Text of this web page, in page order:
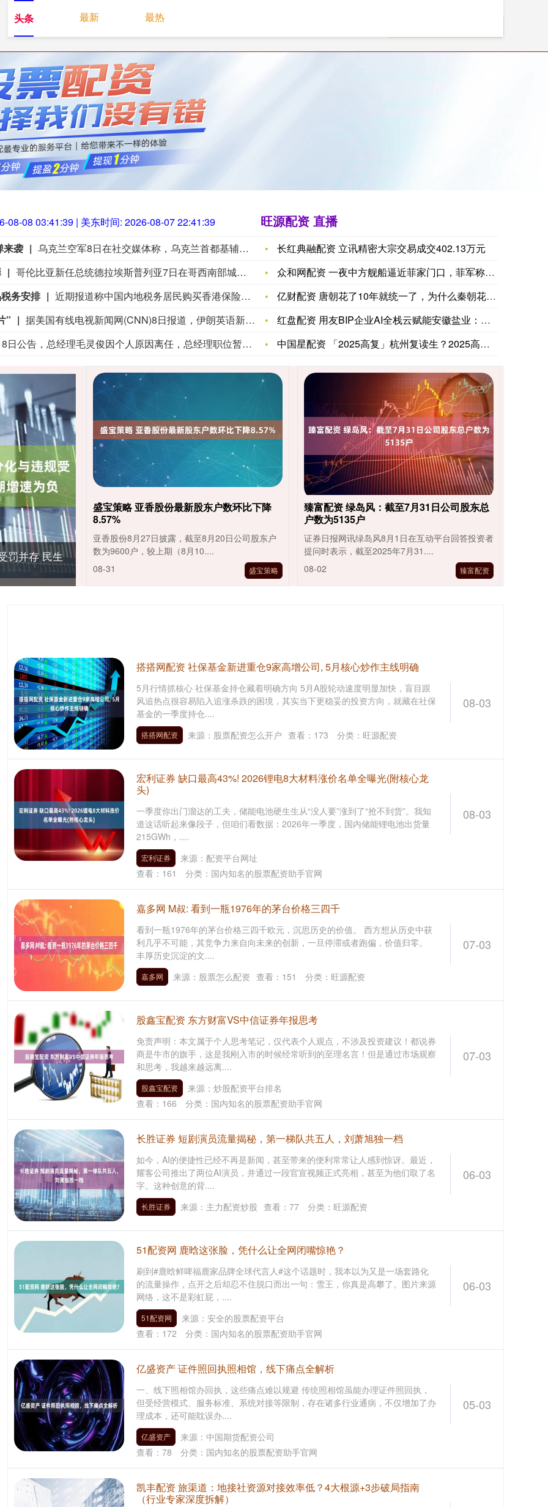
旺源配资
08-08 03:41:40 | 美东时间: 2026-08-07 22:41:40
来袭
乌克兰空军8日在社交媒体称，乌克兰首都基辅，以及敖德萨州等多地有无人机来袭风险。基辅市军事管理局称，由于无人机和弹道导弹威胁，基辅市拉响防空警报。该部门还称，基辅一处燃料库起火，但未说明具体原因。据俄罗斯方面8日凌晨消息，俄罗斯萨马拉州、萨拉托夫州等多地有导弹来袭风险。今天已有十多个俄罗斯机场暂停航班起降。
哥伦比亚新任总统德拉埃斯普列亚7日在哥西南部城市卡利举行的总统就职仪式上发表演说，宣布政府将很快公布毒品恐怖组织名单，加大对毒品犯罪的打击力度。德拉埃斯普列亚说，新政府将把恢复国家安全和权威作为重点，要求武装部队和警察打击所有犯罪团伙，并通过根除非法作物等措施打击毒品犯罪。德拉埃斯普列亚表示，新政府将加大反腐力度，推动经济增长并改善医疗、教育和农村发展状况。哥伦比亚将加强同其他国家在打击跨国有组织犯罪、情报、安全和司法等领域的合作。
务安排
近期报道称中国内地税务居民购买香港保险的收益被纳入征税范围。对此，香港保险监管局回应记者称，政府和保监局正密切注意内地有关金融产品税务安排的最新发展，同时会与业界保持紧密沟通。中国居民就境外投资收益必须依法申报及缴税的要求一直存在，市场不用过度解读或作出揣测。香港保险市场发展成熟，产品设计灵活先进，可提供货币选择、环球资产配置、人生规划、财富传承等专业服务，相信对内地客户有一定吸引力。（财联社)
”
据美国有线电视新闻网(CNN)8日报道，伊朗英语新闻电视台(Press TV)在社交媒体上发布了过去几个月以来，伊朗在战争中击落的美国和以色列战机残骸。 据CNN报道，根据伊朗公布的照片，其中展示了一架美国空军F-15E“打击鹰”战斗机的残骸、多架无人机，以及疑似MC-130J“突击队”特种作战飞机发动机的部件。 伊朗英语新闻电视台(Press TV)在其中一条贴文中写道，“一架被伊朗先进防空系统击落的美军F-15战斗机残骸。” CNN指出，部分残骸可能与4月的美国空军战斗机在伊朗伊斯法罕省上空被击落事件有关。此外，对于伊朗媒体展出的无人机残骸，有消息称美国在中东战争中“损失了多架无人机”，但五角大楼尚未证实任何具体细节。伊朗英语新闻电视台(Press TV)的报道没有提及残骸的展示地点。CNN认为，“似乎是在一个大型地下掩体中”。（中新网）
根据国融基金8月8日公告，总经理毛灵俊因个人原因离任，总经理职位暂由张圆辉代任。根据国融基金安排，该公司董事会选举韩光华拟任公司总经理，待韩光华完成相关程序后履职。
旺源配资 直播
长红典融配资 立讯精密大宗交易成交402.13万元
众和网配资 一夜中方舰船逼近菲家门口，菲军称不同寻常，马科斯
亿财配资 唐朝花了10年就统一了，为什么秦朝花了六世163年
红盘配资 用友BIP企业AI全栈云赋能安徽盐业：传统盐业全渠
中国星配资 「2025高复」杭州复读生？2025高复班，热门
罚并存 民生
盛宝策略 亚香股份最新股东户数环比下降
8.57%
亚香股份8月27日披露，截至8月20日公司股东户
数为9600户，较上期（8月10....
08-31
盛宝策略
臻富配资 绿岛风：截至7月31日公司股东总
户数为5135户
证券日报网讯绿岛风8月1日在互动平台回答投资者
提问时表示，截至2025年7月31....
08-02
臻富配资
头条 最新 最热
08-03
搭搭网配资 社保基金新进重仓9家高增公司, 5月核心炒作主线明确
5月行情抓核心 社保基金持仓藏着明确方向 5月A股轮动速度明显加快，盲目跟
风追热点很容易陷入追涨杀跌的困境，其实当下更稳妥的投资方向，就藏在社保
基金的一季度持仓....
搭搭网配资 来源：股票配资怎么开户 查看： 173 分类： 旺源配资
08-03
宏利证券 缺口最高43%! 2026锂电8大材料涨价名单全曝光(附核心龙
头)
一季度你出门溜达的工夫，储能电池硬生生从“没人要”涨到了“抢不到货”。我知
道这话听起来像段子，但咱们看数据：2026年一季度，国内储能锂电池出货量
215GWh，....
宏利证券
来源：配资平台网址
查看： 161 分类： 国内知名的股票配资助手官网
07-03
嘉多网 M叔: 看到一瓶1976年的茅台价格三四千
看到一瓶1976年的茅台价格三四千欧元，沉思历史的价值。 西方想从历史中获
利几乎不可能，其竞争力来自向未来的创新，一旦停滞或者跑偏，价值归零。
丰厚历史沉淀的文....
嘉多网 来源：股票怎么配资 查看： 151 分类： 旺源配资
07-03
股鑫宝配资 东方财富VS中信证券年报思考
免责声明：本文属于个人思考笔记，仅代表个人观点，不涉及投资建议！都说券
商是牛市的旗手，这是我刚入市的时候经常听到的至理名言！但是通过市场观察
和思考，我越来越远离....
股鑫宝配资
来源：炒股配资平台排名
查看： 166 分类： 国内知名的股票配资助手官网
06-03
长胜证券 短剧演员流量揭秘，第一梯队共五人，刘萧旭独一档
如今，AI的便捷性已经不再是新闻，甚至带来的便利常常让人感到惊讶。最近，
耀客公司推出了两位AI演员，并通过一段官宣视频正式亮相，甚至为他们取了名
字。这种创意的背....
长胜证券 来源：主力配资炒股 查看： 77 分类： 旺源配资
06-03
51配资网 鹿晗这张脸，凭什么让全网闭嘴惊艳？
刷到#鹿晗鲜啤福鹿家品牌全球代言人#这个话题时，我本以为又是一场套路化
的流量操作，点开之后却忍不住脱口而出一句：雪王，你真是高攀了。图片来源
网络，这不是彩虹屁，....
51配资网
来源：安全的股票配资平台
查看： 172 分类： 国内知名的股票配资助手官网
05-03
亿盛资产 证件照回执照相馆，线下痛点全解析
一、线下照相馆办回执，这些痛点难以规避 传统照相馆虽能办理证件照回执，
但受经营模式、服务标准、系统对接等限制，存在诸多行业通病，不仅增加了办
理成本，还可能耽误办....
亿盛资产
来源：中国期货配资公司
查看： 78 分类： 国内知名的股票配资助手官网
凯丰配资 旅渠道：地接社资源对接效率低？4大根源+3步破局指南
（行业专家深度拆解）